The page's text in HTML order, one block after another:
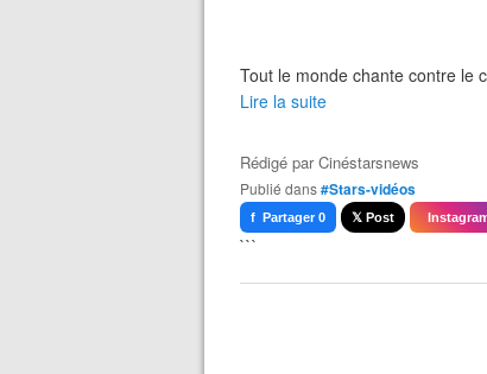
Tout le monde chante contre le
Lire la suite
Rédigé parCinéstarsnews
Publié dans#Stars-vidéos
f Partager 0 𝕏 Post
```